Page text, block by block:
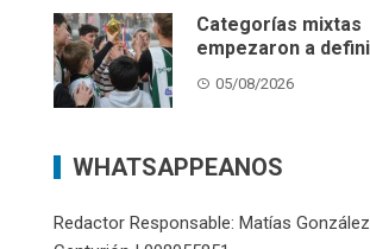
Categorías mixtas
empezaron a
05/08/2026
WHATSAPPEANOS
Redactor Responsable: Matías González